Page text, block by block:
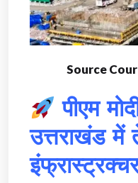
Source
पीएम
उत्तराखंड में